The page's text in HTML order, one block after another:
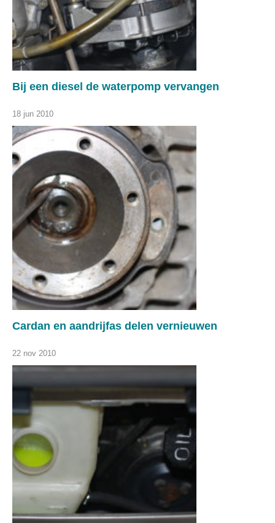
Bij een diesel de waterpomp vervangen
18 jun 2010
Cardan en aandrijfas delen vernieuwen
22 nov 2010